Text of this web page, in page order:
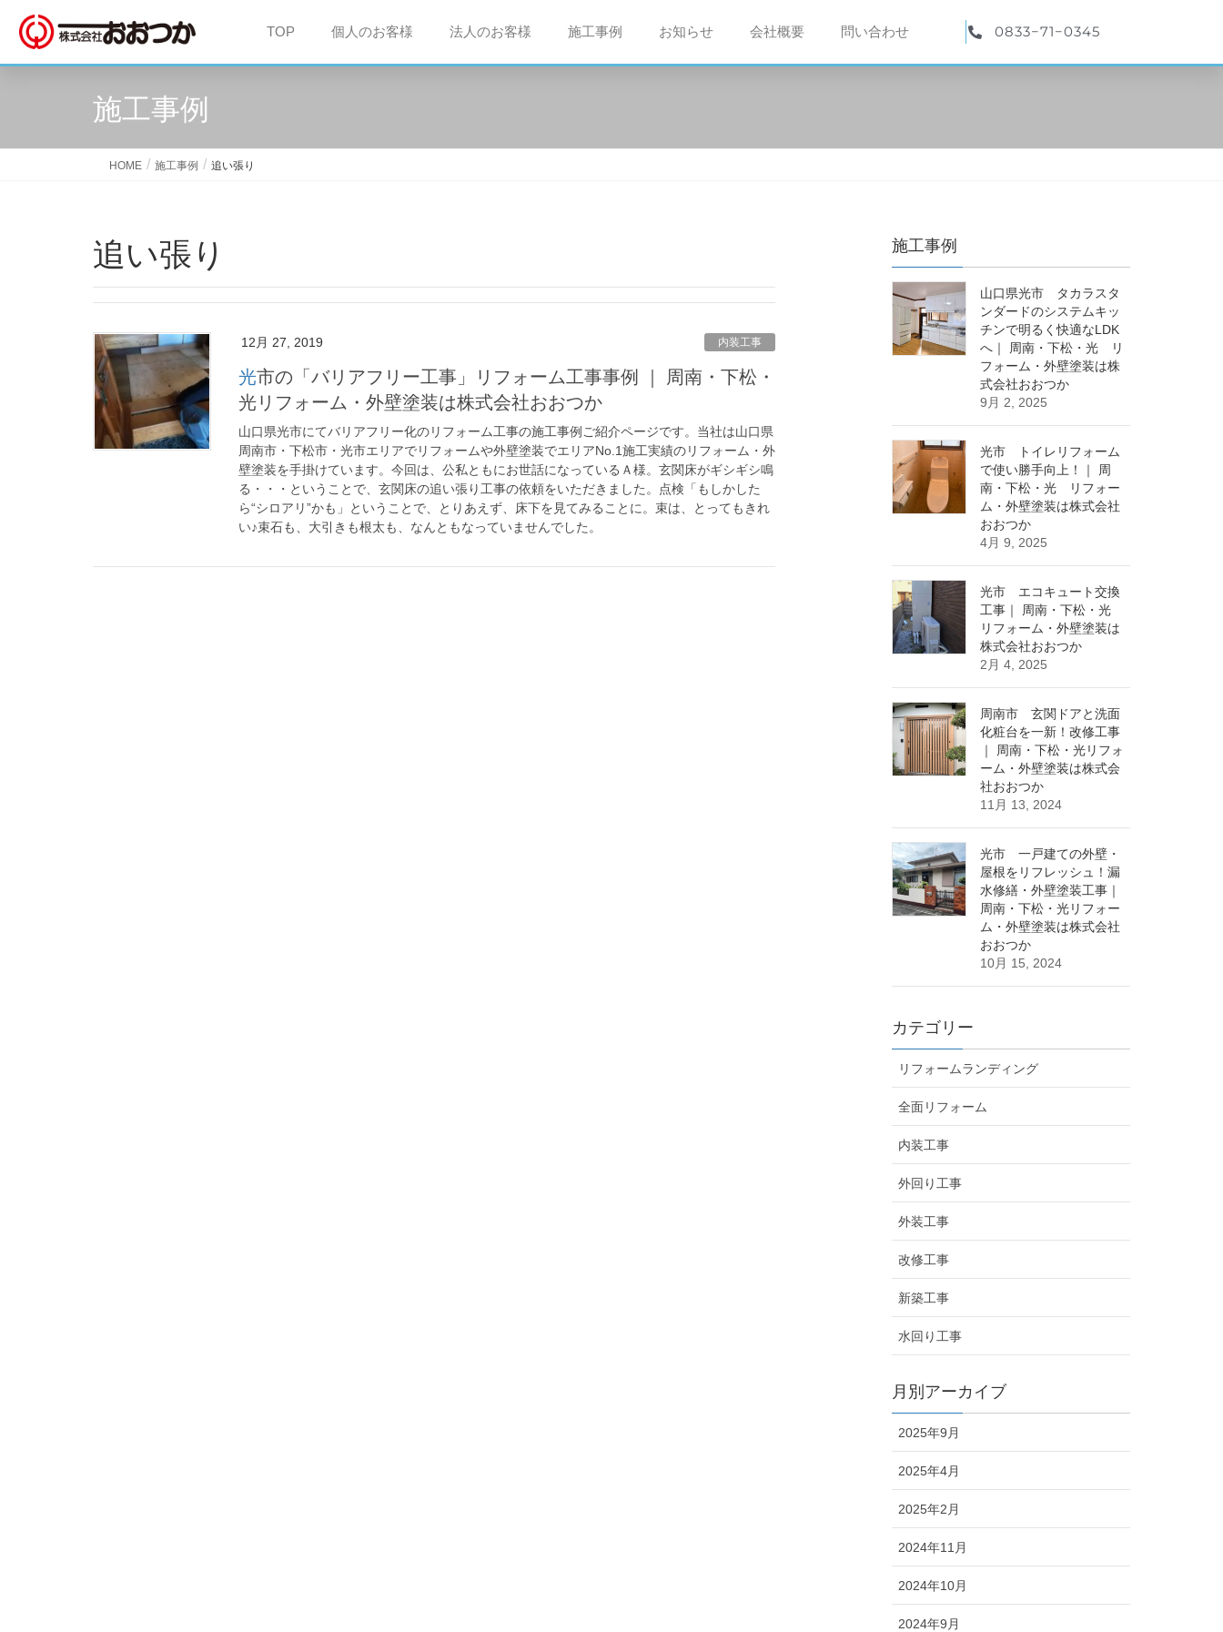
TOP 個人のお客様 法人のお客様 施工事例 お知らせ 会社概要 問い合わせ 0833−71−0345
施工事例
HOME 施工事例 追い張り
追い張り
12月 27, 2019 内装工事
光市の「バリアフリー工事」リフォーム工事事例 ｜ 周南・下松・
光リフォーム・外壁塗装は株式会社おおつか
山口県光市にてバリアフリー化のリフォーム工事の施工事例ご紹介ページです。当社は山口県
周南市・下松市・光市エリアでリフォームや外壁塗装でエリアNo.1施工実績のリフォーム・外
壁塗装を手掛けています。今回は、公私ともにお世話になっているＡ様。玄関床がギシギシ鳴
る・・・ということで、玄関床の追い張り工事の依頼をいただきました。点検「もしかした
ら“シロアリ”かも」ということで、とりあえず、床下を見てみることに。束は、とってもきれ
い♪束石も、大引きも根太も、なんともなっていませんでした。
施工事例
山口県光市 タカラスタ
ンダードのシステムキッ
チンで明るく快適なLDK
へ｜ 周南・下松・光 リ
フォーム・外壁塗装は株
式会社おおつか
9月 2, 2025
光市 トイレリフォーム
で使い勝手向上！｜ 周
南・下松・光 リフォー
ム・外壁塗装は株式会社
おおつか
4月 9, 2025
光市 エコキュート交換
工事｜ 周南・下松・光
リフォーム・外壁塗装は
株式会社おおつか
2月 4, 2025
周南市 玄関ドアと洗面
化粧台を一新！改修工事
｜ 周南・下松・光リフォ
ーム・外壁塗装は株式会
社おおつか
11月 13, 2024
光市 一戸建ての外壁・
屋根をリフレッシュ！漏
水修繕・外壁塗装工事｜
周南・下松・光リフォー
ム・外壁塗装は株式会社
おおつか
10月 15, 2024
カテゴリー
リフォームランディング
全面リフォーム
内装工事
外回り工事
外装工事
改修工事
新築工事
水回り工事
月別アーカイブ
2025年9月
2025年4月
2025年2月
2024年11月
2024年10月
2024年9月